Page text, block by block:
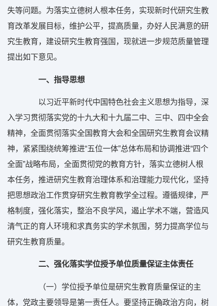
失等问题。为落实立德树人根本任务，实现新时代研究生教
育改革发展目标，维护公平，提高质量，办好人民满意的研
究生教育，建设研究生教育强国，现就进一步规范质量管理
提出如下意见。
一、指导思想
以习近平新时代中国特色社会主义思想为指导，深
入学习贯彻落实党的十九大和十九届二中、三中、四中全会
精神，全面贯彻落实全国教育大会和全国研究生教育会议精
神，紧紧围绕统筹推进“五位一体”总体布局和协调推进“四个
全面”战略布局，全面贯彻党的教育方针，落实立德树人根
本任务，推进研究生教育治理体系和治理能力现代化，坚持
把思想政治工作贯穿研究生教育教学全过程。遵循规律，严
格制度，强化落实，整治不良学风，遏止学术不端，营造风
清气正的育人环境和求真务实的学术氛围，努力提高学位与
研究生教育质量。
二、强化落实学位授予单位质量保证主体责任
（一）学位授予单位是研究生教育质量保证的主
体，党政主要领导是第一责任人。要坚持正确政治方向，树